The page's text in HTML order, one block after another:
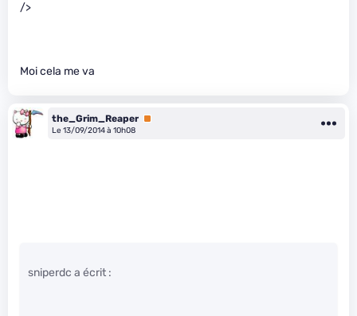
/>
Moi cela me va
the_Grim_Reaper Premium
Le 13/09/2014 à 10h08
sniperdc a écrit :